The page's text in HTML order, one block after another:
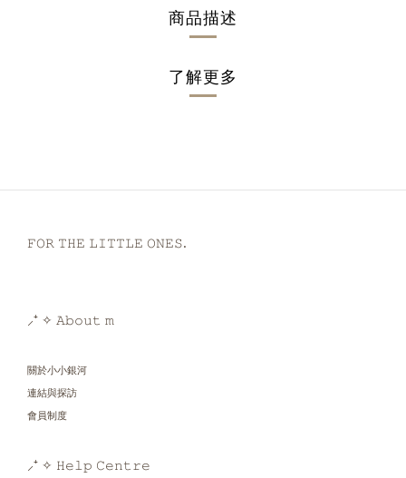
商品描述
了解更多
𝙵𝙾𝚁 𝚃𝙷𝙴 𝙻𝙸𝚃𝚃𝙻𝙴 𝙾𝙽𝙴𝚂.
⸝⁺ ✧ 𝙰𝚋𝚘𝚞𝚝 𝚖
關於小小銀河
連結與探訪
會員制度
⸝⁺ ✧ 𝙷𝚎𝚕𝚙 𝙲𝚎𝚗𝚝𝚛𝚎